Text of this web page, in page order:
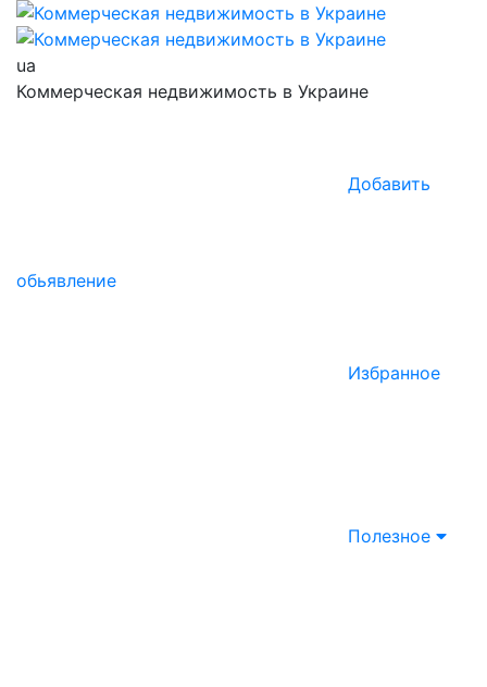
ua
Коммерческая недвижимость в Украине
Добавить
обьявление
Избранное
Полезное